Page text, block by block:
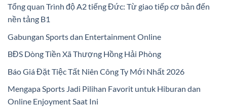
Tổng quan Trình độ A2 tiếng Đức: Từ giao tiếp cơ bản đến
nền tảng B1
Gabungan Sports dan Entertainment Online
BĐS Dòng Tiền Xã Thượng Hồng Hải Phòng
Báo Giá Đặt Tiệc Tất Niên Công Ty Mới Nhất 2026
Mengapa Sports Jadi Pilihan Favorit untuk Hiburan dan
Online Enjoyment Saat Ini